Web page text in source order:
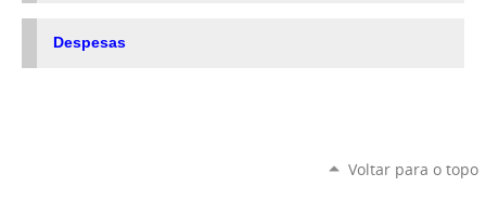
Despesas
Voltar para o topo